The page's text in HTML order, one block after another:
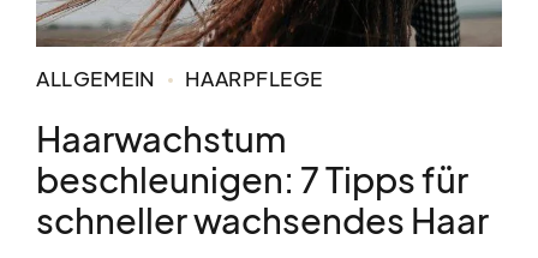
ALLGEMEIN HAARPFLEGE
Haarwachstum
beschleunigen: 7 Tipps für
schneller wachsendes Haar